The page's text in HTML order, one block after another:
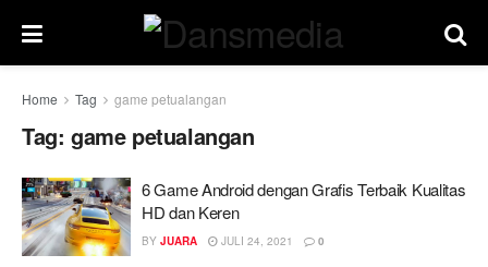
Home Tag game petualangan
Tag: game petualangan
6 Game Android dengan Grafis Terbaik Kualitas
HD dan Keren
BY JUARA JULI 24, 2021 0